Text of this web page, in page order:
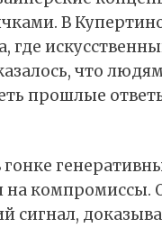
В
что
прошлые
гонке
на компромиссы.
сигнал,